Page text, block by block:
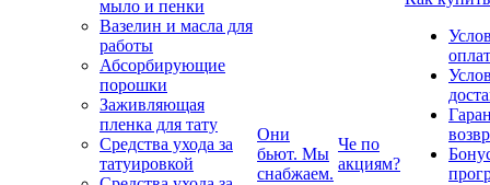
мыло и пенки
Вазелин и масла для
работы
Абсорбирующие
порошки
Заживляющая
пленка для тату
Средства ухода за
татуировкой
Они
бьют. Мы
снабжаем.
Че по
акциям?